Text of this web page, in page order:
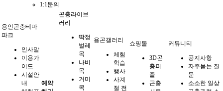
1:1문의
용인곤충테마
파크
인사말
이용가
이드
시설안
내
예약
곤충라이브
러리
딱정
벌레
목
나비
목
거미
목
용곤갤러리
체험
학습
행사
사계
절 전
쇼핑몰
3D곤
충퍼
즐
곤충
커뮤니티
공지사항
자주묻는 질
문
소소한 일상